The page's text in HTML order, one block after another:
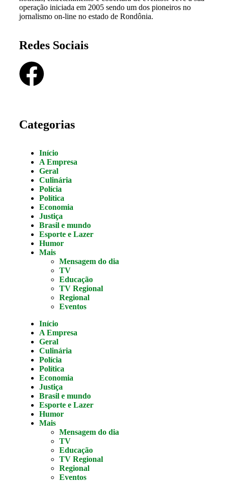
operação iniciada em 2005 sendo um dos pioneiros no
jornalismo on-line no estado de Rondônia.
Redes Sociais
Categorias
Início
A Empresa
Geral
Culinária
Polícia
Política
Economia
Justiça
Brasil e mundo
Esporte e Lazer
Humor
Mais
Mensagem do dia
TV
Educação
TV Regional
Regional
Eventos
Início
A Empresa
Geral
Culinária
Polícia
Política
Economia
Justiça
Brasil e mundo
Esporte e Lazer
Humor
Mais
Mensagem do dia
TV
Educação
TV Regional
Regional
Eventos